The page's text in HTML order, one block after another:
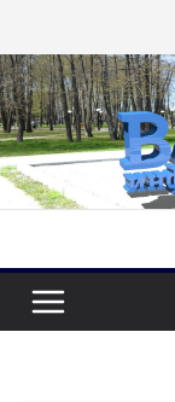
к
содержимому